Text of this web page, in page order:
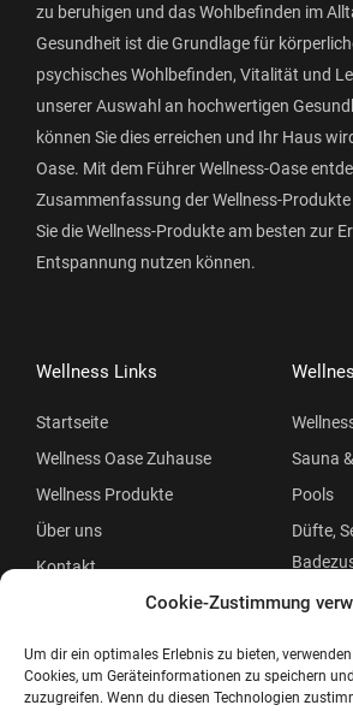
Cookie-Zustimmung
Um dir ein optimales Erlebnis zu bieten,
Cookies, um Geräteinformationen zu speichern
zuzugreifen. Wenn du diesen Technologien
zu beruhigen und das Wohlbefinden im
Gesundheit ist die Grundlage für
psychisches Wohlbefinden, Vitalität und
unserer Auswahl an hochwertigen
können Sie dies erreichen und Ihr Haus
Oase. Mit dem Führer Wellness-Oase
Zusammenfassung der Wellness-
Sie die Wellness-Produkte am besten zur
Entspannung nutzen können.
Wellness Links
Startseite
Wellness Oase Zuhause
Wellness Produkte
Über uns
Kontakt
Sauna
Pools
Düfte,
Beauty